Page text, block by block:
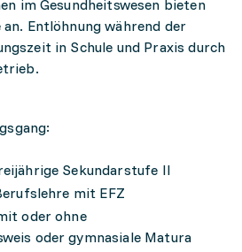
im Gesundheitswesen bieten
Entlöhnung während der
in Schule und Praxis durch
Sekundarstufe II
mit EFZ
oder ohne
oder gymnasiale Matura